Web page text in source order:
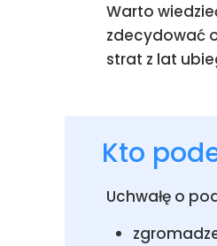
Warto
zdecydować
strat z lat
Kto
Uchwałę o